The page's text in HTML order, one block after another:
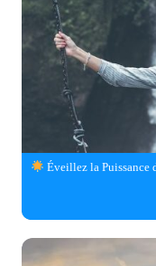
Éveillez la Puissance